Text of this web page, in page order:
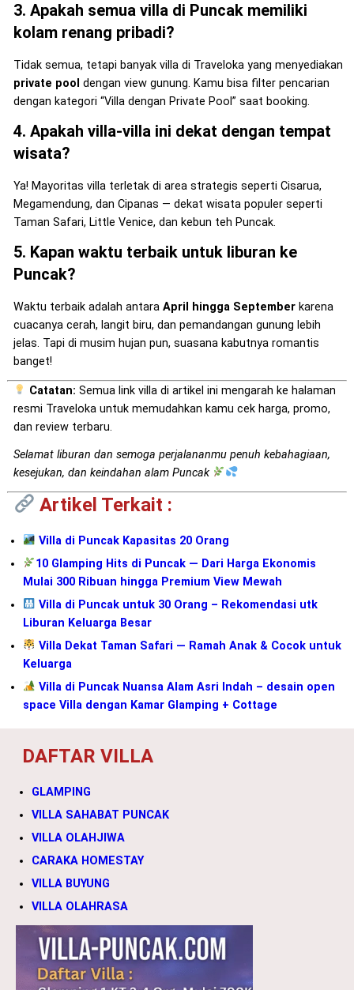
3. Apakah semua villa di Puncak memiliki
kolam renang pribadi?
Tidak semua, tetapi banyak villa di Traveloka yang menyediakan
private pool dengan view gunung. Kamu bisa filter pencarian
dengan kategori “Villa dengan Private Pool” saat booking.
4. Apakah villa-villa ini dekat dengan tempat
wisata?
Ya! Mayoritas villa terletak di area strategis seperti Cisarua,
Megamendung, dan Cipanas — dekat wisata populer seperti
Taman Safari, Little Venice, dan kebun teh Puncak.
5. Kapan waktu terbaik untuk liburan ke
Puncak?
Waktu terbaik adalah antara April hingga Septemberkarena
cuacanya cerah, langit biru, dan pemandangan gunung lebih
jelas. Tapi di musim hujan pun, suasana kabutnya romantis
banget!
Catatan: Semua link villa di artikel ini mengarah ke halaman
resmi Traveloka untuk memudahkan kamu cek harga, promo,
dan review terbaru.
Selamat liburan dan semoga perjalananmu penuh kebahagiaan,
kesejukan, dan keindahan alam Puncak
Artikel Terkait :
Villa di Puncak Kapasitas 20 Orang
10 Glamping Hits di Puncak — Dari Harga Ekonomis
Mulai 300 Ribuan hingga Premium View Mewah
Villa di Puncak untuk 30 Orang – Rekomendasi utk
Liburan Keluarga Besar
Villa Dekat Taman Safari — Ramah Anak & Cocok untuk
Keluarga
Villa di Puncak Nuansa Alam Asri Indah – desain open
space Villa dengan Kamar Glamping + Cottage
DAFTAR VILLA
GLAMPING
VILLA SAHABAT PUNCAK
VILLA OLAHJIWA
CARAKA HOMESTAY
VILLA BUYUNG
VILLA OLAHRASA